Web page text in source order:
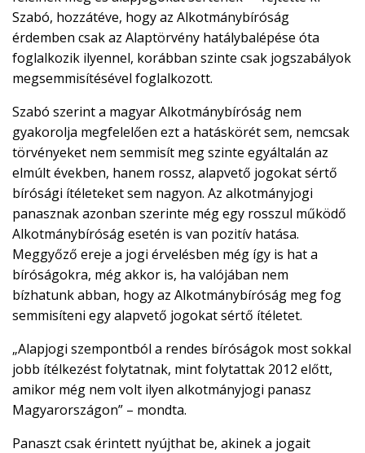
Szabó, hozzátéve, hogy az Alkotmánybíróság
érdemben csak az Alaptörvény hatálybalépése óta
foglalkozik ilyennel, korábban szinte csak jogszabályok
megsemmisítésével foglalkozott.
Szabó szerint a magyar Alkotmánybíróság nem
gyakorolja megfelelően ezt a hatáskörét sem, nemcsak
törvényeket nem semmisít meg szinte egyáltalán az
elmúlt években, hanem rossz, alapvető jogokat sértő
bírósági ítéleteket sem nagyon. Az alkotmányjogi
panasznak azonban szerinte még egy rosszul működő
Alkotmánybíróság esetén is van pozitív hatása.
Meggyőző ereje a jogi érvelésben még így is hat a
bíróságokra, még akkor is, ha valójában nem
bízhatunk abban, hogy az Alkotmánybíróság meg fog
semmisíteni egy alapvető jogokat sértő ítéletet.
„Alapjogi szempontból a rendes bíróságok most sokkal
jobb ítélkezést folytatnak, mint folytattak 2012 előtt,
amikor még nem volt ilyen alkotmányjogi panasz
Magyarországon” – mondta.
Panaszt csak érintett nyújthat be, akinek a jogait